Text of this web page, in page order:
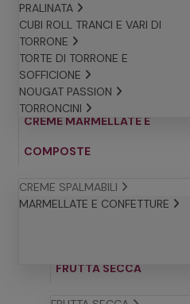
PRALINATA
CUBI ROLL TRANCI E VARI DI
TORRONE
TORTE DI TORRONE E
SOFFICIONE
NOUGAT PASSION
TORRONCINI
CREME MARMELLATE E
COMPOSTE
CREME SPALMABILI
MARMELLATE E CONFETTURE
FRUTTA SECCA